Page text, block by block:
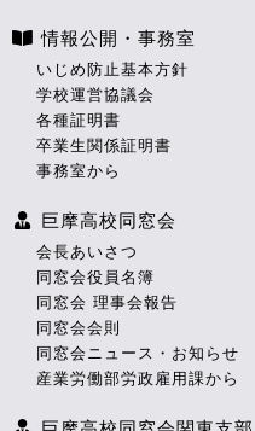
情報公開・事務室
いじめ防止基本方針
学校運営協議会
各種証明書
卒業生関係証明書
事務室から
巨摩高校同窓会
会長あいさつ
同窓会役員名簿
同窓会 理事会報告
同窓会会則
同窓会ニュース・お知らせ
産業労働部労政雇用課から